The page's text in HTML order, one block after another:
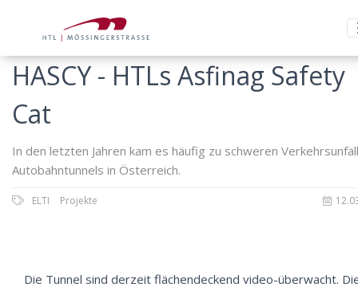
HASCY - HTLs Asfinag Safety
Cat
In den letzten Jahren kam es häufig zu schweren
Autobahntunnels in Österreich.
ELTI Projekte
Die Tunnel sind derzeit flächendeckend video-überwacht.